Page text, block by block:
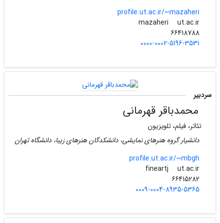
profile.ut.ac.ir/~mazaheri
mazaheri
ut.ac.ir
66418788
0000-0002-5196-3531
سردبیر
محمدباقر قهرمانی
تئاتر، فیلم، تلویزیون
دانشیار گروه هنرهای نمایشی، دانشکدگان هنرهای زیبا، دانشگاه تهران
profile.ut.ac.ir/~mbgh
fineartj
ut.ac.ir
66415282
0009-0004-8935-5365